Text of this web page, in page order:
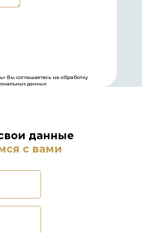
Вы соглашаетесь на обработку
данных
данные
с вами